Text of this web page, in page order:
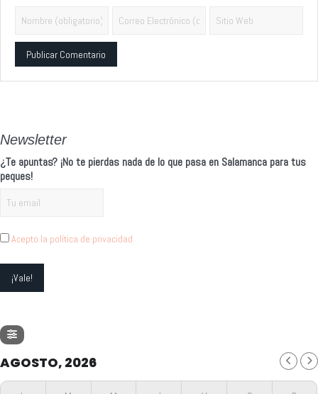
Newsletter
¿Te apuntas? ¡No te pierdas nada de lo que pasa en Salamanca para tus
peques!
Acepto la política de privacidad
AGOSTO, 2026